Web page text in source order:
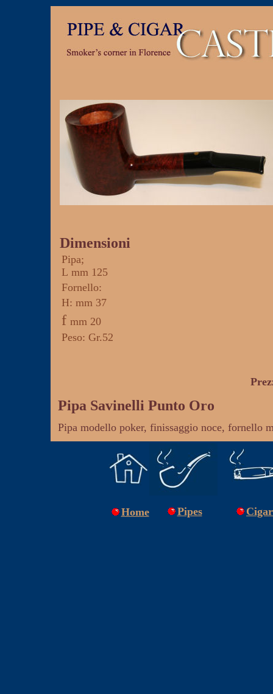
Dimensioni
Pipa;
L mm 125
Fornello:
H: mm 37
f mm 20
Peso: Gr.52
Pipa Savinelli Punto Oro
Pipa modello poker, finissaggio noce, fornello
Home Pipes